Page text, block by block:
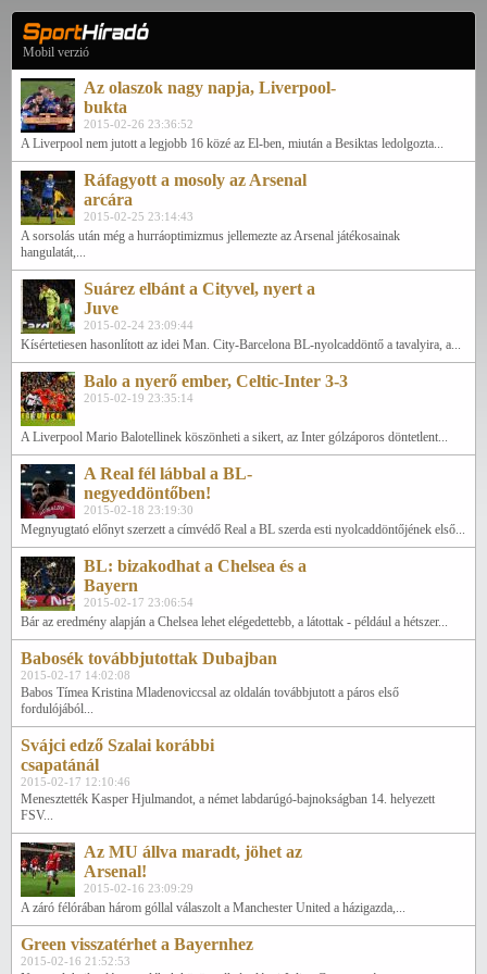
Mobil verzió
Az olaszok nagy napja, Liverpool-
bukta
2015-02-26 23:36:52
A Liverpool nem jutott a legjobb 16 közé az El-ben, miután a Besiktas ledolgozta...
Ráfagyott a mosoly az Arsenal
arcára
2015-02-25 23:14:43
A sorsolás után még a hurráoptimizmus jellemezte az Arsenal játékosainak
hangulatát,...
Suárez elbánt a Cityvel, nyert a
Juve
2015-02-24 23:09:44
Kísértetiesen hasonlított az idei Man. City-Barcelona BL-nyolcaddöntő a tavalyira, a...
Balo a nyerő ember, Celtic-Inter 3-3
2015-02-19 23:35:14
A Liverpool Mario Balotellinek köszönheti a sikert, az Inter gólzáporos döntetlent...
A Real fél lábbal a BL-
negyeddöntőben!
2015-02-18 23:19:30
Megnyugtató előnyt szerzett a címvédő Real a BL szerda esti nyolcaddöntőjének első...
BL: bizakodhat a Chelsea és a
Bayern
2015-02-17 23:06:54
Bár az eredmény alapján a Chelsea lehet elégedettebb, a látottak - például a hétszer...
Babosék továbbjutottak Dubajban
2015-02-17 14:02:08
Babos Tímea Kristina Mladenoviccsal az oldalán továbbjutott a páros első
fordulójából...
Svájci edző Szalai korábbi
csapatánál
2015-02-17 12:10:46
Menesztették Kasper Hjulmandot, a német labdarúgó-bajnokságban 14. helyezett
FSV...
Az MU állva maradt, jöhet az
Arsenal!
2015-02-16 23:09:29
A záró félórában három góllal válaszolt a Manchester United a házigazda,...
Green visszatérhet a Bayernhez
2015-02-16 21:52:53